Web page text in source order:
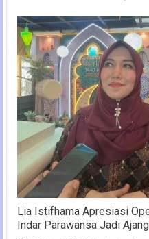
Lia Istifhama Apresiasi
Indar Parawansa Jadi